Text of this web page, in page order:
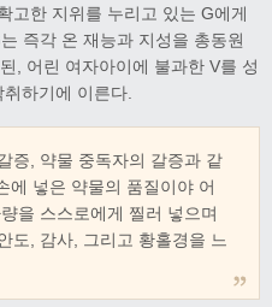
고한 지위를 누리고 있는 G에게
즉각 온 재능과 지성을 총동원
, 어린 여자아이에 불과한 V를 성
하기에 이른다.
증, 약물 중독자의 갈증과 같
에 넣은 약물의 품질이야 어
을 스스로에게 찔러 넣으며
도, 감사, 그리고 황홀경을 느